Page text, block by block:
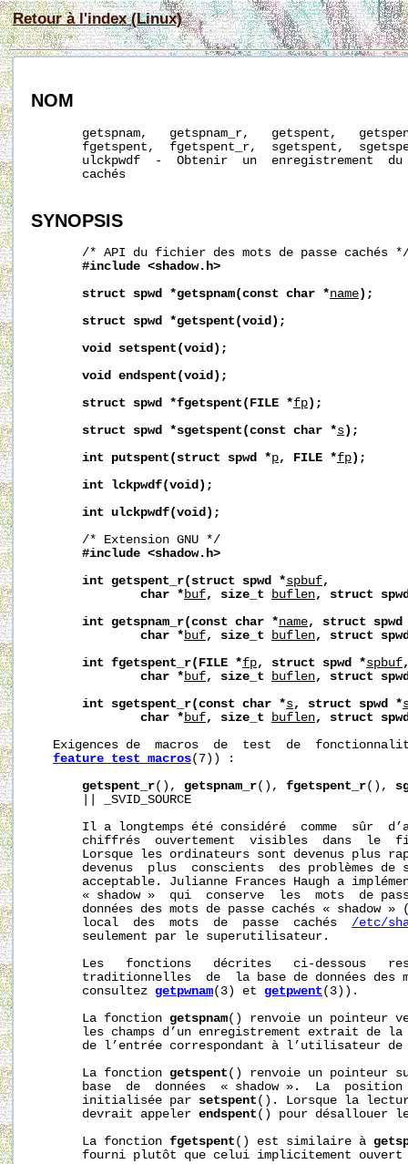
Retour à l'index (Linux)
NOM
getspnam,   getspnam_r,   getspent,
fgetspent,  fgetspent_r,  sgetspent,
ulckpwdf  -  Obtenir  un  enregistrement
       cachés
SYNOPSIS
/* API du fichier des mots de passe cachés
#include <shadow.h>
struct
spwd *getspnam(const char *name );
struct
spwd *getspent(void);
void setspent(void);
void endspent(void);
struct
spwd *fgetspent(FILE *fp );
struct
spwd *sgetspent(const char *s );
int
putspent(struct spwd *p, FILE *fp );
int
lckpwdf(void);
int
ulckpwdf(void);
       /* Extension GNU */
#include <shadow.h>
int getspent_r(struct spwd *spbuf,
char *buf, size_t buflen, struct
int getspnam_r(const char *name, struct
spwd
char *buf, size_t buflen, struct
int fgetspent_r(FILE *fp, struct spwd *spbuf
char *buf, size_t buflen, struct
int
sgetspent_r(const char *s, struct spwd *
char *buf, size_t buflen, struct
Exigences de  macros  de  test  de
feature_test_macros(7)) :
getspent_r(), getspnam_r(), fgetspent_r(),
       || _SVID_SOURCE
Il a longtemps été considéré  comme  sûr
chiffrés  ouvertement  visibles  dans  le
Lorsque les ordinateurs sont devenus plus
devenus  plus  conscients  des problèmes de
acceptable. Julianne Frances Haugh a
« shadow »  qui  conserve  les  mots  de
données des mots de passe cachés « shadow »
       local  des  mots  de  passe  cachés
/etc/
       seulement par le superutilisateur.
Les   fonctions   décrites   ci-dessous
traditionnelles  de  la base de données des
       consultez
getpwnam(3) et getpwent (3)).
       La fonction
getspnam() renvoie un pointeur
les champs d’un enregistrement extrait de
de l’entrée correspondant à l’utilisateur
       La fonction
getspent () renvoie un pointeur
base  de  données  « shadow ».  La
       initialisée par
setspent (). Lorsque la
       devrait appeler
endspent () pour désallouer
       La fonction
fgetspent () est similaire à
fourni plutôt que celui implicitement